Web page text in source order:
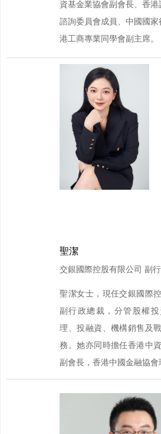
資基金業協會副會長、香港
諮詢委員會成員、中國國家
港工商專業同學會副主席。
聖潔
交銀國際控股有限公司 副
聖潔女士，現任交銀國際
副行政總裁，分管股權
理、投融資、機構銷售及
務。她亦同時擔任香港中
副會長，香港中國金融協會